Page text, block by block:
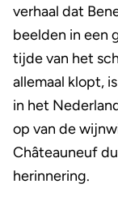
verhaal dat
beelden in een
tijde van het
allemaal klopt,
in het
op van de
Châteauneuf
herinnering.